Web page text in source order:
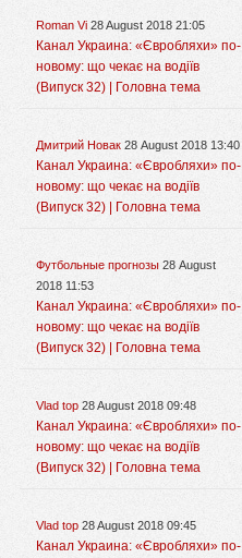
Roman Vi 28 August 2018 21:05
Канал Украина: «Євробляхи» по-
новому: що чекає на водіїв
(Випуск 32) | Головна тема
Дмитрий Новак 28 August 2018 13:40
Канал Украина: «Євробляхи» по-
новому: що чекає на водіїв
(Випуск 32) | Головна тема
Футбольные прогнозы 28 August
2018 11:53
Канал Украина: «Євробляхи» по-
новому: що чекає на водіїв
(Випуск 32) | Головна тема
Vlad top 28 August 2018 09:48
Канал Украина: «Євробляхи» по-
новому: що чекає на водіїв
(Випуск 32) | Головна тема
Vlad top 28 August 2018 09:45
Канал Украина: «Євробляхи» по-